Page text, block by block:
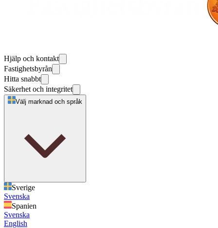
Hjälp och kontakt
Fastighetsbyrån
Hitta snabbt
Säkerhet och integritet
Välj marknad och språk
Sverige
Svenska
Spanien
Svenska
English